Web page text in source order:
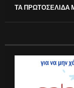
ΤΑ ΠΡΩΤΟΣΕΛΙΔΑ